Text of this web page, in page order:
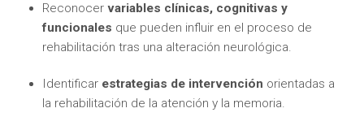
Reconocervariables clínicas, cognitivas y
funcionales que pueden influir en el proceso de
rehabilitación tras una alteración neurológica.
Identificar estrategias de intervención orientadas a
la rehabilitación de la atención y la memoria.